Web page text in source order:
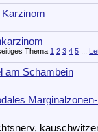
Karzinom
1 2 3 4 5
am Schambein